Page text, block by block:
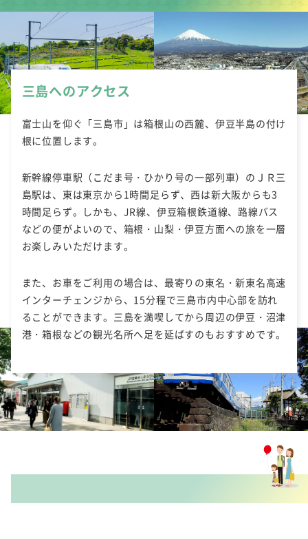
三島へのアクセス
富士山を仰ぐ「三島市」は箱根山の西麓、伊豆半島の付け
根に位置します。
新幹線停車駅（こだま号・ひかり号の一部列車）のＪＲ三
島駅は、東は東京から1時間足らず、西は新大阪からも3
時間足らず。しかも、JR線、伊豆箱根鉄道線、路線バス
などの便がよいので、箱根・山梨・伊豆方面への旅を一層
お楽しみいただけます。
また、お車をご利用の場合は、最寄りの東名・新東名高速
インターチェンジから、15分程で三島市内中心部を訪れ
ることができます。三島を満喫してから周辺の伊豆・沼津
港・箱根などの観光名所へ足を延ばすのもおすすめです。